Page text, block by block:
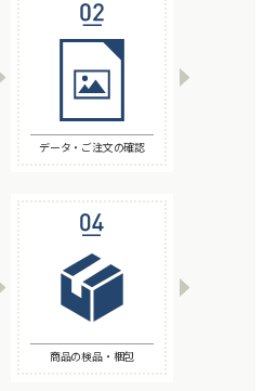
データ・ご注文の確認
商品の検品・梱包